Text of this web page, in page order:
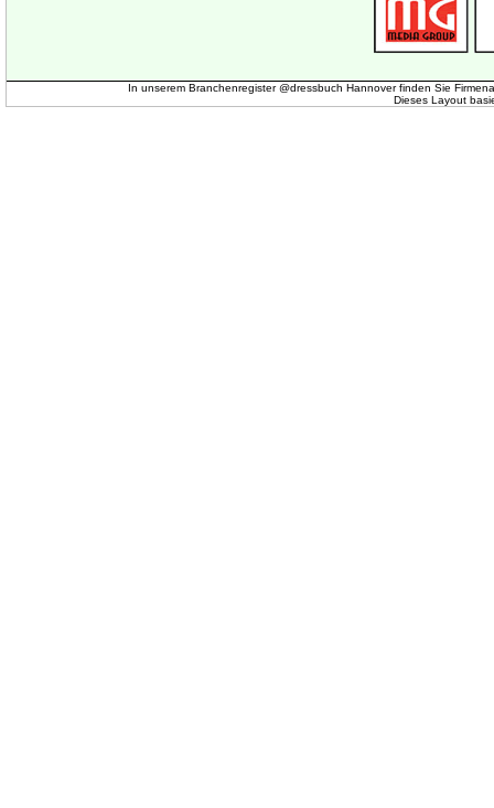
In unserem Branchenregister @dressbuch Hannover finden Sie
Dieses Layout